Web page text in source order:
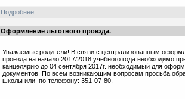
Подробнее
Оформление льготного проезда.
Уважаемые родители! В связи с централизованным
проезда на начало 2017/2018 учебного года необходимо
канцелярию до 04 сентября 2017г. необходимый для
документов. По всем возникающим вопросам просьба
школы или по телефону: 351-07-80.